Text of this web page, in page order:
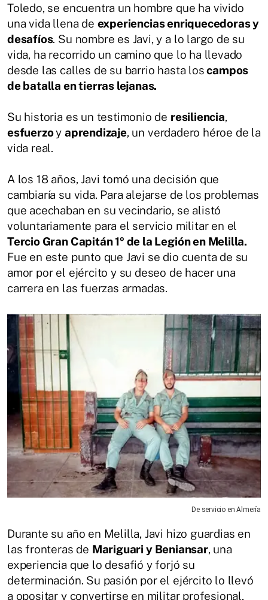
Toledo, se encuentra un hombre que ha vivido
una vida llena de experiencias enriquecedoras y
desafíos. Su nombre es Javi, y a lo largo de su
vida, ha recorrido un camino que lo ha llevado
desde las calles de su barrio hasta loscampos
de batalla en tierras lejanas.
Su historia es un testimonio de resiliencia,
esfuerzoy aprendizaje, un verdadero héroe de la
vida real.
A los 18 años, Javi tomó una decisión que
cambiaría su vida. Para alejarse de los problemas
que acechaban en su vecindario, se alistó
voluntariamente para el servicio militar en el
Tercio Gran Capitán 1º de la Legión en Melilla.
Fue en este punto que Javi se dio cuenta de su
amor por el ejército y su deseo de hacer una
carrera en las fuerzas armadas.
De servicio en Almería
Durante su año en Melilla, Javi hizo guardias en
las fronteras de Mariguari y Beniansar, una
experiencia que lo desafió y forjó su
determinación. Su pasión por el ejército lo llevó
a opositar y convertirse en militar profesional,